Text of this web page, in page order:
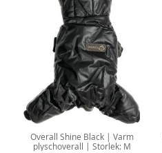
Overall Shine Black | Varm
plyschoverall | Storlek: M